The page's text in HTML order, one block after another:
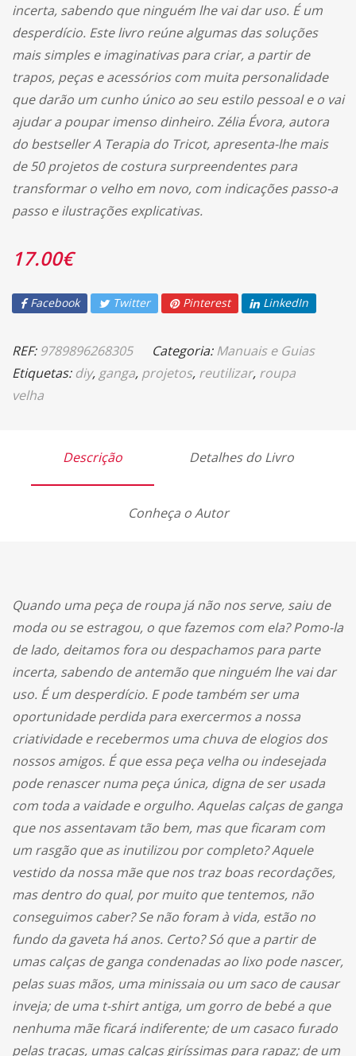
incerta, sabendo que ninguém lhe vai dar uso. É um
desperdício. Este livro reúne algumas das soluções
mais simples e imaginativas para criar, a partir de
trapos, peças e acessórios com muita personalidade
que darão um cunho único ao seu estilo pessoal e o vai
ajudar a poupar imenso dinheiro. Zélia Évora, autora
do bestseller A Terapia do Tricot, apresenta-lhe mais
de 50 projetos de costura surpreendentes para
transformar o velho em novo, com indicações passo-a
passo e ilustrações explicativas.
17.00€
Facebook Twitter Pinterest LinkedIn
REF:9789896268305 Categoria:Manuais e Guias
Etiquetas:diy, ganga, projetos, reutilizar, roupa
velha
Descrição Detalhes do Livro
Conheça o Autor
Quando uma peça de roupa já não nos serve, saiu de
moda ou se estragou, o que fazemos com ela? Pomo-la
de lado, deitamos fora ou despachamos para parte
incerta, sabendo de antemão que ninguém lhe vai dar
uso. É um desperdício. E pode também ser uma
oportunidade perdida para exercermos a nossa
criatividade e recebermos uma chuva de elogios dos
nossos amigos. É que essa peça velha ou indesejada
pode renascer numa peça única, digna de ser usada
com toda a vaidade e orgulho. Aquelas calças de ganga
que nos assentavam tão bem, mas que ficaram com
um rasgão que as inutilizou por completo? Aquele
vestido da nossa mãe que nos traz boas recordações,
mas dentro do qual, por muito que tentemos, não
conseguimos caber? Se não foram à vida, estão no
fundo da gaveta há anos. Certo? Só que a partir de
umas calças de ganga condenadas ao lixo pode nascer,
pelas suas mãos, uma minissaia ou um saco de causar
inveja; de uma t-shirt antiga, um gorro de bebé a que
nenhuma mãe ficará indiferente; de um casaco furado
pelas traças, umas calças giríssimas para rapaz; de um